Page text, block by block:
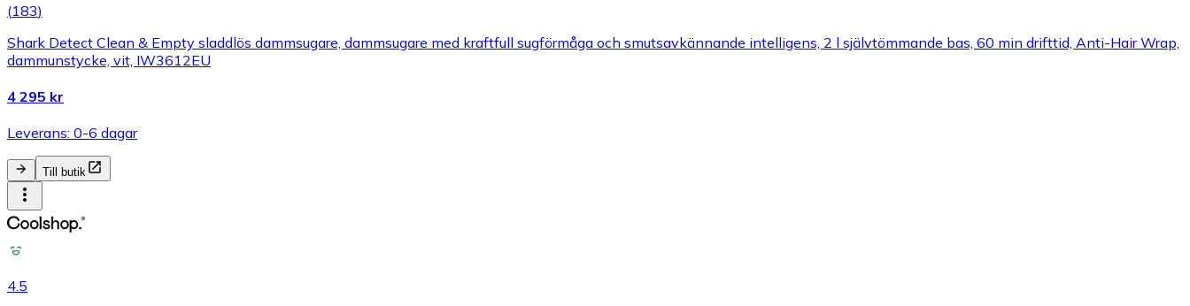
(183)
Shark Detect Clean & Empty sladdlös dammsugare, dammsugare med kraftfull sugförmåga och smutsavkännande intelligens, 2 l självtömmande bas, 60 min drifttid, Anti-Hair Wrap,
dammunstycke, vit, IW3612EU
4 295 kr
Leverans: 0-6 dagar
Till butik
4.5